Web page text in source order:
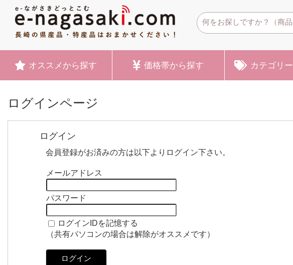
オススメ から探す 価格帯から探す カテゴリー
ログインページ
ログイン
会員登録がお済みの方は以下よりログイン下さい。
メールアドレス
パスワード
ログインIDを記憶する
（共有パソコンの場合は解除がオススメです）
ログイン